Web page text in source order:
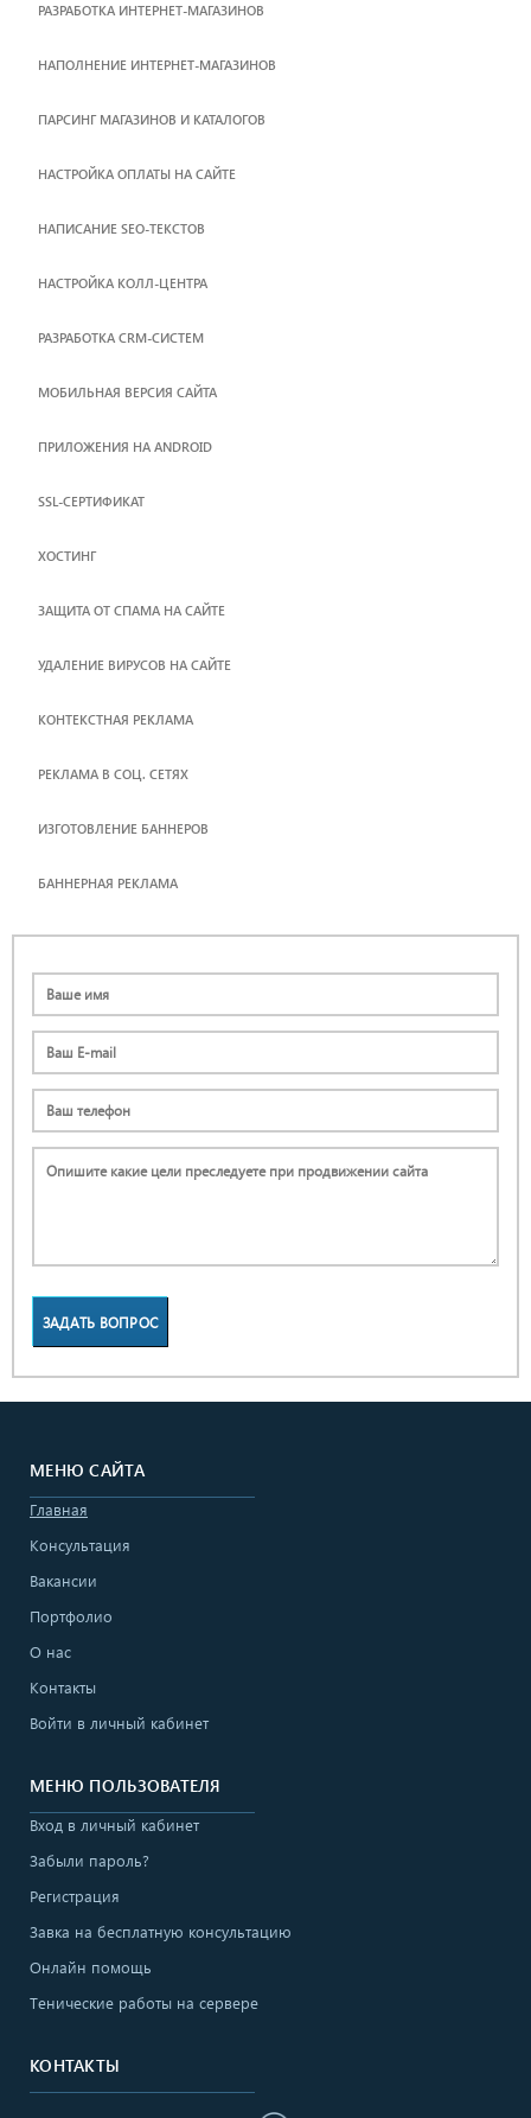
РАЗРАБОТКА ИНТЕРНЕТ-МАГАЗИНОВ
НАПОЛНЕНИЕ ИНТЕРНЕТ-МАГАЗИНОВ
ПАРСИНГ МАГАЗИНОВ И КАТАЛОГОВ
НАСТРОЙКА ОПЛАТЫ НА САЙТЕ
НАПИСАНИЕ SEO-ТЕКСТОВ
НАСТРОЙКА КОЛЛ-ЦЕНТРА
РАЗРАБОТКА CRM-СИСТЕМ
МОБИЛЬНАЯ ВЕРСИЯ САЙТА
ПРИЛОЖЕНИЯ НА ANDROID
SSL-СЕРТИФИКАТ
ХОСТИНГ
ЗАЩИТА ОТ СПАМА НА САЙТЕ
УДАЛЕНИЕ ВИРУСОВ НА САЙТЕ
КОНТЕКСТНАЯ РЕКЛАМА
РЕКЛАМА В СОЦ. СЕТЯХ
ИЗГОТОВЛЕНИЕ БАННЕРОВ
БАННЕРНАЯ РЕКЛАМА
ЗАДАТЬ ВОПРОС
МЕНЮ САЙТА
Главная
Консультация
Вакансии
Портфолио
О нас
Контакты
Войти в личный кабинет
МЕНЮ ПОЛЬЗОВАТЕЛЯ
Вход в личный кабинет
Забыли пароль?
Регистрация
Завка на бесплатную консультацию
Онлайн помощь
Тенические работы на сервере
КОНТАКТЫ